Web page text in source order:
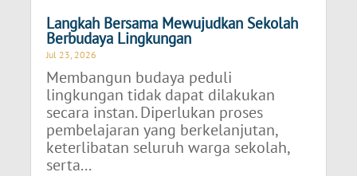
Langkah Bersama Mewujudkan Sekolah
Berbudaya Lingkungan
Jul 23, 2026
Membangun budaya peduli
lingkungan tidak dapat dilakukan
secara instan. Diperlukan proses
pembelajaran yang berkelanjutan,
keterlibatan seluruh warga sekolah,
serta...